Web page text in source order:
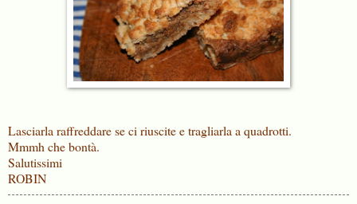
Lasciarla raffreddare se ci riuscite e tragliarla a quadrotti.
Mmmh che bontà.
Salutissimi
ROBIN